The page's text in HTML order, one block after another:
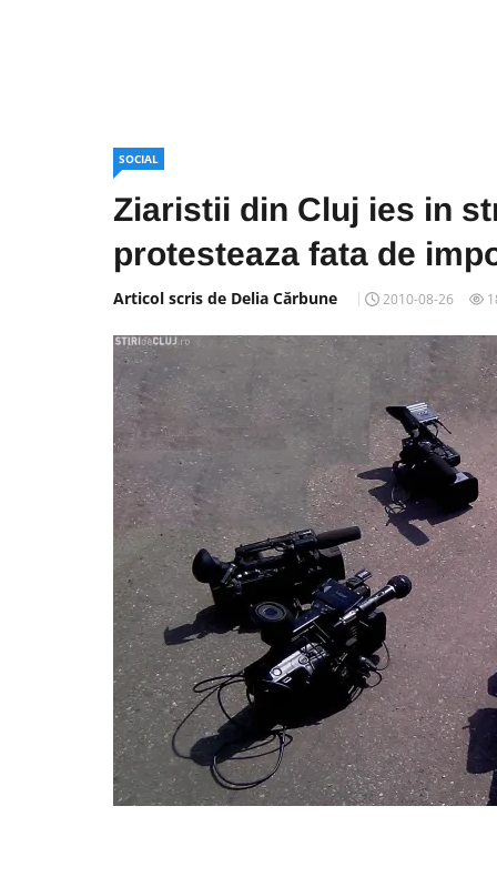
SOCIAL
Ziaristii din Cluj ies in
protesteaza fata de
Articol scris de Delia Cărbune 2010-08-26